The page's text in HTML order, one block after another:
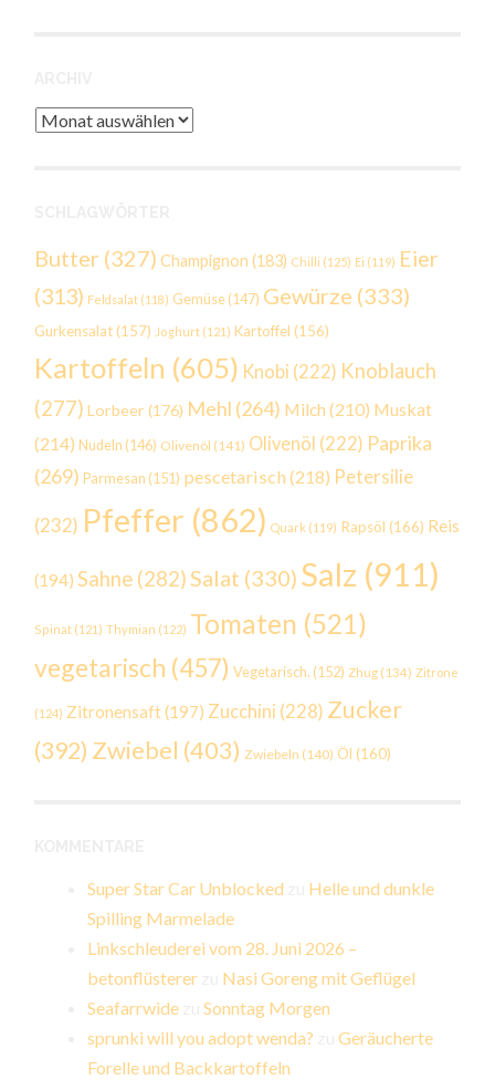
Archiv
Butter (327) Champignon (183) Chilli (125) Ei (119) Eier
(313) Feldsalat (118) Gemüse (147) Gewürze (333)
Gurkensalat (157) Joghurt (121) Kartoffel (156)
Kartoffeln (605) Knobi (222) Knoblauch
(277) Lorbeer (176) Mehl (264) Milch (210) Muskat
(214) Nudeln (146) Olivenöl (141) Olivenöl (222) Paprika
(269) Parmesan (151) pescetarisch (218) Petersilie
(232) Pfeffer (862) Quark (119) Rapsöl (166) Reis
(194) Sahne (282) Salat (330) Salz (911)
Spinat (121) Thymian (122) Tomaten (521)
vegetarisch (457) Vegetarisch. (152) Zhug (134) Zitrone
(124) Zitronensaft(197) Zucchini (228) Zucker
(392) Zwiebel (403) Zwiebeln (140) Öl (160)
Super Star Car Unblocked
Helle und dunkle
Spilling Marmelade
Linkschleuderei vom 28. Juni 2026 –
betonflüsterer
Nasi Goreng mit Geflügel
Seafarrwide zuSonntag Morgen
sprunki will you adopt wenda? zuGeräucherte
Forelle und Backkartoffeln